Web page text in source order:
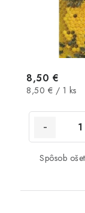
8,50 €
Jednotková
8,50 € / 1 ks
Spôsob